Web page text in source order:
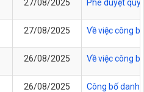
27/08/2025 Phê duyệt
27/08/2025 Về việc công
26/08/2025 Về việc công
26/08/2025 Công bố danh